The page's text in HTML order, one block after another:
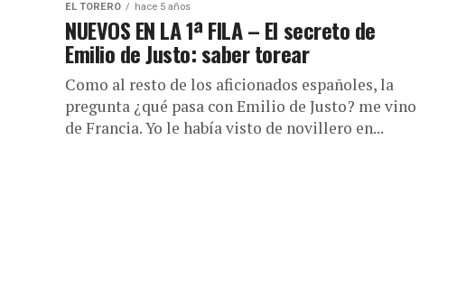
EL TORERO hace 5 años
NUEVOS EN LA 1ª FILA – El secreto de
Emilio de Justo: saber torear
Como al resto de los aficionados españoles, la
pregunta ¿qué pasa con Emilio de Justo? me vino
de Francia. Yo le había visto de novillero en...